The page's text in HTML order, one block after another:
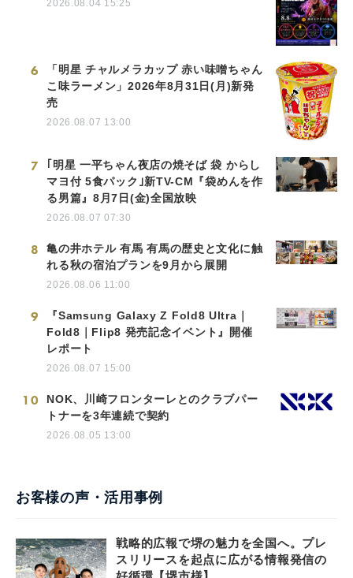
2026.08.04 15:25
6
「明星 チャルメラカップ 赤い味噌ちゃん
こ味ラーメン」2026年8月31日(月)新発
売
2026.08.07 13:00
7
｢明星 一平ちゃん夜店の焼そば 袋 からし
マヨ付 5食パック｣新TV-CM『袋めんを作
る男篇』8月7日(金)全国放映
2026.08.07 07:30
8
亀の井ホテル 有馬 有馬の歴史と文化に触
れる秋の宿泊プランを9月から展開
2026.08.06 11:00
9
『Samsung Galaxy Z Fold8 Ultra｜
Fold8｜Flip8 発売記念イベント』開催
レポート
2026.08.07 15:00
10
NOK、川崎フロンターレとのクラブパー
トナーを3年連続で契約
2026.08.05 13:00
お客様の声・活用事例
戦略的広報で堺の魅力を全国へ。プレ
スリリースを起点に広がる情報発信の